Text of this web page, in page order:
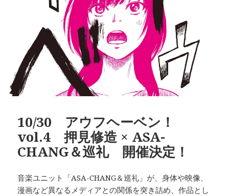
10/30 アウフヘーベン！
vol.4 押見修造 × ASA-
CHANG＆巡礼 開催決定！
音楽ユニット「ASA-CHANG＆巡礼」が、身体や映像、
漫画など異なるメディアとの関係を突き詰め、作品とし